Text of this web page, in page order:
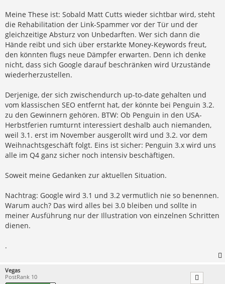
Meine These ist: Sobald Matt Cutts wieder sichtbar wird, steht
die Rehabilitation der Link-Spammer vor der Tür und der
gleichzeitige Absturz von Unbedarften. Wer sich dann die
Hände reibt und sich über erstarkte Money-Keywords freut,
den könnten flugs neue Dämpfer erwarten. Denn ich denke
nicht, dass sich Google darauf beschränken wird Urzustände
wiederherzustellen.
Derjenige, der sich zwischendurch up-to-date gehalten und
vom klassischen SEO entfernt hat, der könnte bei Penguin 3.2.
zu den Gewinnern gehören. BTW: Ob Penguin in den USA-
Herbstferien rumturnt interessiert deshalb auch niemanden,
weil 3.1. erst im November ausgerollt wird und 3.2. vor dem
Weihnachtsgeschäft folgt. Eins ist sicher: Penguin 3.x wird uns
alle im Q4 ganz sicher noch intensiv beschäftigen.
Soweit meine Gedanken zur aktuellen Situation.
Nachtrag: Google wird 3.1 und 3.2 vermutlich nie so benennen.
Warum auch? Das wird alles bei 3.0 bleiben und sollte in
meiner Ausführung nur der Illustration von einzelnen Schritten
dienen.
.
Vegas
PostRank 10